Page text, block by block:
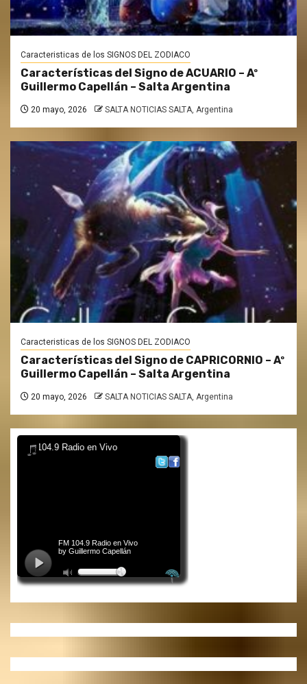
Caracteristicas de los SIGNOS DEL ZODIACO
Características del Signo de ACUARIO – Aº
Guillermo Capellán – Salta Argentina
20 mayo, 2026 SALTA NOTICIAS SALTA, Argentina
Caracteristicas de los SIGNOS DEL ZODIACO
Características del Signo de CAPRICORNIO – Aº
Guillermo Capellán – Salta Argentina
20 mayo, 2026 SALTA NOTICIAS SALTA, Argentina